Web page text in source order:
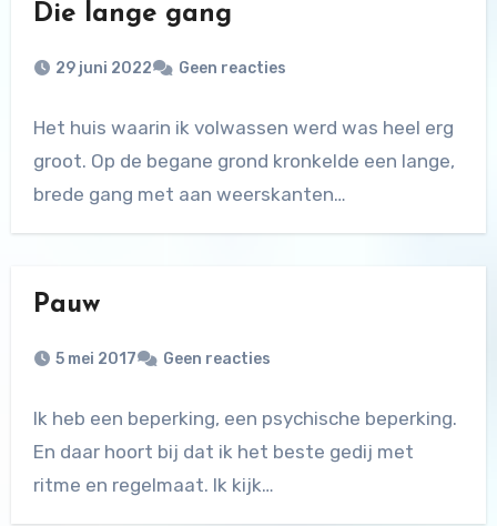
Die lange gang
29 juni 2022 Geen reacties
Het huis waarin ik volwassen werd was heel erg
groot. Op de begane grond kronkelde een lange,
brede gang met aan weerskanten…
Pauw
5 mei 2017 Geen reacties
Ik heb een beperking, een psychische beperking.
En daar hoort bij dat ik het beste gedij met
ritme en regelmaat. Ik kijk…